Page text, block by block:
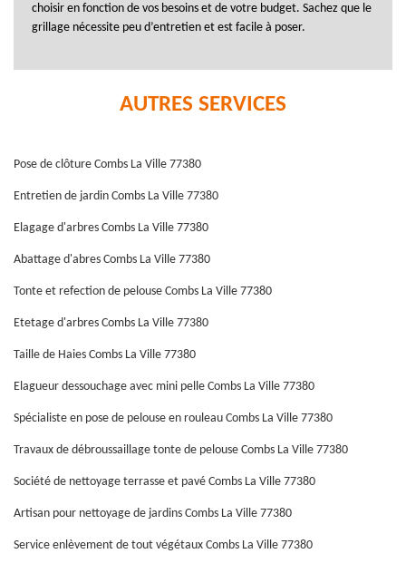
choisir en fonction de vos besoins et de votre budget. Sachez que le
grillage nécessite peu d’entretien et est facile à poser.
AUTRES SERVICES
Pose de clôture Combs La Ville 77380
Entretien de jardin Combs La Ville 77380
Elagage d'arbres Combs La Ville 77380
Abattage d'abres Combs La Ville 77380
Tonte et refection de pelouse Combs La Ville 77380
Etetage d'arbres Combs La Ville 77380
Taille de Haies Combs La Ville 77380
Elagueur dessouchage avec mini pelle Combs La Ville 77380
Spécialiste en pose de pelouse en rouleau Combs La Ville 77380
Travaux de débroussaillage tonte de pelouse Combs La Ville 77380
Société de nettoyage terrasse et pavé Combs La Ville 77380
Artisan pour nettoyage de jardins Combs La Ville 77380
Service enlèvement de tout végétaux Combs La Ville 77380